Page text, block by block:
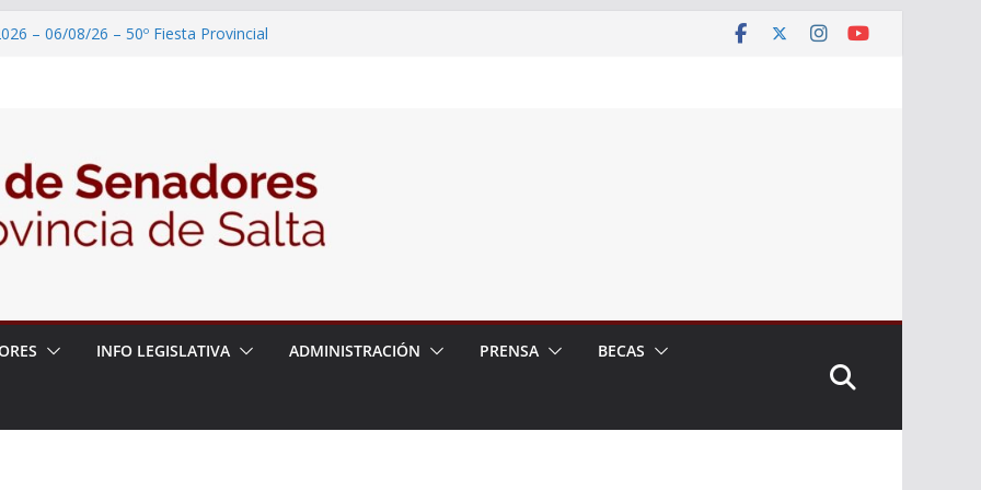
– 06/08/26 – 50º Fiesta Provincial
del Dr. Víctor Alfredo Frías
– 06/08/26 – 82° Edición de la Expo
– 06/08/26 – “Historia y memoria
del pueblo Kolla en el municipio de
INFO LEGISLATIVA ADMINISTRACIÓN PRENSA BECAS